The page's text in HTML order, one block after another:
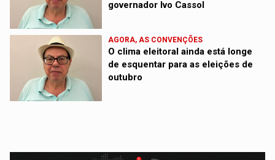
governador Ivo Cassol
AGORA, AS CONVENÇÕES
O clima eleitoral ainda está longe
de esquentar para as eleições de
outubro